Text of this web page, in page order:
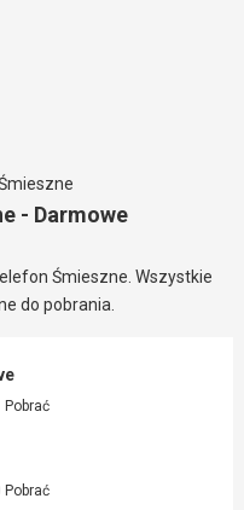
- Darmowe
Śmieszne. Wszystkie
do pobrania.
Pobrać
Pobrać